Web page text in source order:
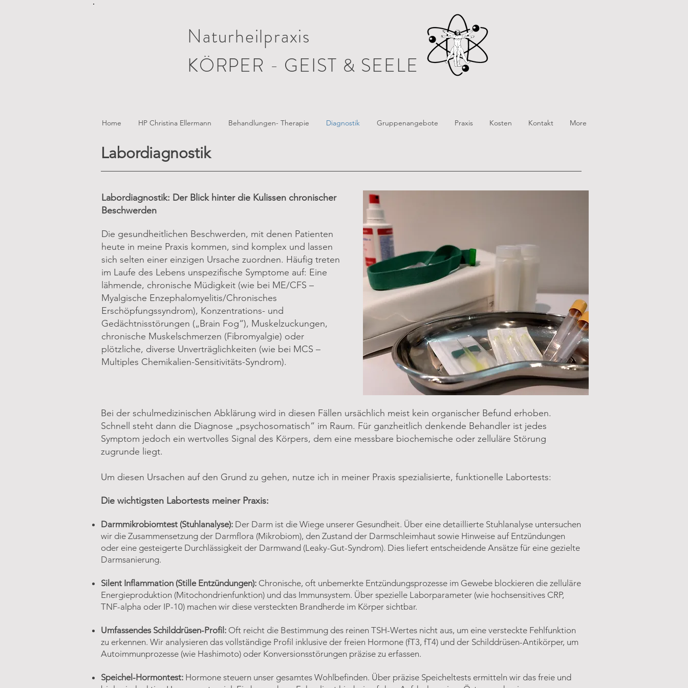
KÖRPER - GEIST & SEELE
Naturheilpraxis
Home HP Christina Ellermann Behandlungen- Therapie Diagnostik Gruppenangebote Praxis Kosten Kontakt More
Labordiagnostik
Labordiagnostik: Der Blick hinter die Kulissen chronischer
Beschwerden
Die gesundheitlichen Beschwerden, mit denen Patienten
heute in meine Praxis kommen, sind komplex und lassen
sich selten einer einzigen Ursache zuordnen. Häufig treten
im Laufe des Lebens unspezifische Symptome auf: Eine
lähmende, chronische Müdigkeit (wie bei ME/CFS –
Myalgische Enzephalomyelitis/Chronisches
Erschöpfungssyndrom), Konzentrations- und
Gedächtnisstörungen („Brain Fog“), Muskelzuckungen,
chronische Muskelschmerzen (Fibromyalgie) oder
plötzliche, diverse Unverträglichkeiten (wie bei MCS –
Multiples Chemikalien-Sensitivitäts-Syndrom).
Bei der schulmedizinischen Abklärung wird in diesen Fällen ursächlich meist kein organischer Befund erhoben.
Schnell steht dann die Diagnose „psychosomatisch“ im Raum. Für ganzheitlich denkende Behandler ist jedes
Symptom jedoch ein wertvolles Signal des Körpers, dem eine messbare biochemische oder zelluläre Störung
zugrunde liegt.
Um diesen Ursachen auf den Grund zu gehen, nutze ich in meiner Praxis spezialisierte, funktionelle Labortests:
Die wichtigsten Labortests meiner Praxis:
Darmmikrobiomtest (Stuhlanalyse): Der Darm ist die Wiege unserer Gesundheit. Über eine detaillierte Stuhlanalyse untersuchen
wir die Zusammensetzung der Darmflora (Mikrobiom), den Zustand der Darmschleimhaut sowie Hinweise auf Entzündungen
oder eine gesteigerte Durchlässigkeit der Darmwand (Leaky-Gut-Syndrom). Dies liefert entscheidende Ansätze für eine gezielte
Darmsanierung.
Silent Inflammation (Stille Entzündungen): Chronische, oft unbemerkte Entzündungsprozesse im Gewebe blockieren die zelluläre
Energieproduktion (Mitochondrienfunktion) und das Immunsystem. Über spezielle Laborparameter (wie hochsensitives CRP,
TNF-alpha oder IP-10) machen wir diese versteckten Brandherde im Körper sichtbar.
Umfassendes Schilddrüsen-Profil: Oft reicht die Bestimmung des reinen TSH-Wertes nicht aus, um eine versteckte Fehlfunktion
zu erkennen. Wir analysieren das vollständige Profil inklusive der freien Hormone (fT3, fT4) und der Schilddrüsen-Antikörper, um
Autoimmunprozesse (wie Hashimoto) oder Konversionsstörungen präzise zu erfassen.
Speichel-Hormontest: Hormone steuern unser gesamtes Wohlbefinden. Über präzise Speicheltests ermitteln wir das freie und